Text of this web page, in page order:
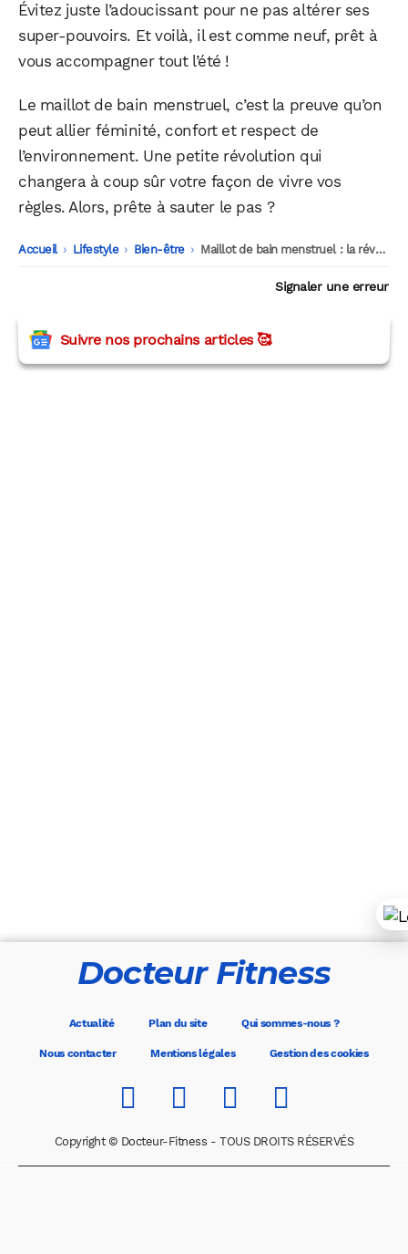
Évitez juste l’adoucissant pour ne pas altérer ses
super-pouvoirs. Et voilà, il est comme neuf, prêt à
vous accompagner tout l’été !
Le maillot de bain menstruel, c’est la preuve qu’on
peut allier féminité, confort et respect de
l’environnement. Une petite révolution qui
changera à coup sûr votre façon de vivre vos
règles. Alors, prête à sauter le pas ?
Accueil -
Lifestyle -
Bien-être -
Maillot de bain menstruel : la révolution des règles à la plage
Signaler une erreur
Suivre nos prochains articles 🥰
Docteur Fitness
Actualité Plan du site Qui sommes-nous ?
Nous contacter Mentions légales Gestion des cookies
Copyright © Docteur-Fitness - TOUS DROITS RÉSERVÉS